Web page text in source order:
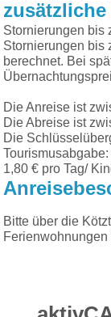
Stornierungen bis
Stornierungen bis
berechnet. Bei
Die Anreise ist
Die Abreise ist
Die
1,80 € pro Tag/
Bitte über die
Ferienwohnungen